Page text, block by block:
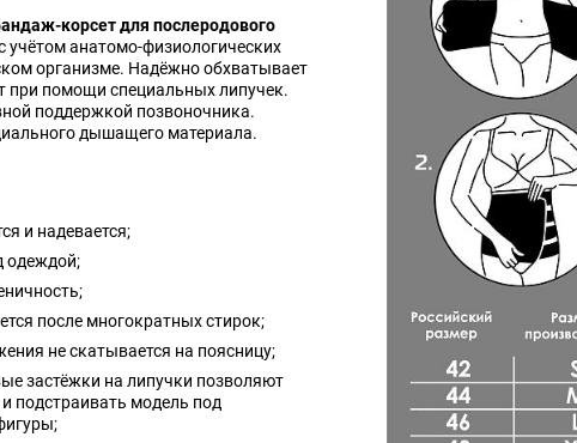
корсет для послеродового
учётом анатомо-физиологических
организме. Надёжно обхватывает
при помощи специальных липучек.
поддержкой позвоночника.
дышащего материала.
и надевается;
одеждой;
после многократных стирок;
не скатывается на поясницу;
застёжки на липучки позволяют
и подстраивать модель под